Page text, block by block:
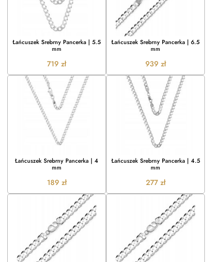
Łańcuszek Srebrny Pancerka | 5.5
mm
719 zł
Łańcuszek Srebrny Pancerka | 6.5
mm
939 zł
Łańcuszek Srebrny Pancerka | 4
mm
189 zł
Łańcuszek Srebrny Pancerka | 4.5
mm
277 zł